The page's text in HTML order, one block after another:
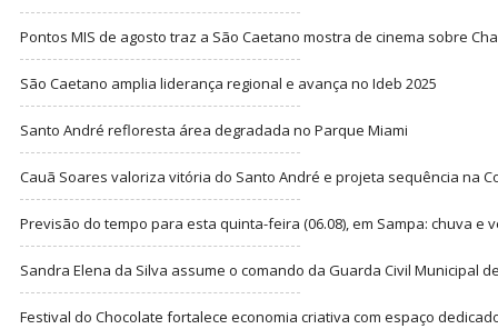
Pontos MIS de agosto traz a São Caetano mostra de cinema sobre
São Caetano amplia liderança regional e avança no Ideb 2025
Santo André refloresta área degradada no Parque Miami
Cauã Soares valoriza vitória do Santo André e projeta sequência na
Previsão do tempo para esta quinta-feira (06.08), em Sampa: chuva e
Sandra Elena da Silva assume o comando da Guarda Civil Municipal
Festival do Chocolate fortalece economia criativa com espaço